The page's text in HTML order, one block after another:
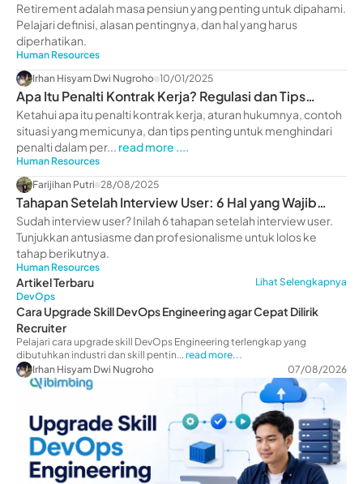
Diperhatikan
Retirement adalah masa pensiun yang penting untuk dipahami.
Pelajari definisi, alasan pentingnya, dan hal yang harus
diperhatikan.
Human Resources
Irhan Hisyam Dwi Nugroho 10/01/2025
Apa Itu Penalti Kontrak Kerja? Regulasi dan Tips
Pentingnya
Ketahui apa itu penalti kontrak kerja, aturan hukumnya, contoh
situasi yang memicunya, dan tips penting untuk menghindari
penalti dalam per... read more ....
Human Resources
Farijihan Putri 28/08/2025
Tahapan Setelah Interview User: 6 Hal yang Wajib
Dilakukan
Sudah interview user? Inilah 6 tahapan setelah interview user.
Tunjukkan antusiasme dan profesionalisme untuk lolos ke
tahap berikutnya.
Human Resources
Artikel Terbaru
Lihat Selengkapnya
DevOps
Cara Upgrade Skill DevOps Engineering agar Cepat Dilirik
Recruiter
Pelajari cara upgrade skill DevOps Engineering terlengkap yang
dibutuhkan industri dan skill pentin...read more...
Irhan Hisyam Dwi Nugroho
07/08/2026